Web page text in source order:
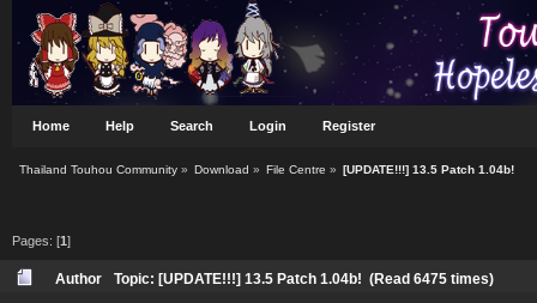
Home Help Search Login Register
Thailand Touhou Community» Download » File Centre » [UPDATE!!!] 13.5 Patch 1.04b!
Pages: [1 ]
Author Topic: [UPDATE!!!] 13.5 Patch 1.04b! (Read 6475 times)